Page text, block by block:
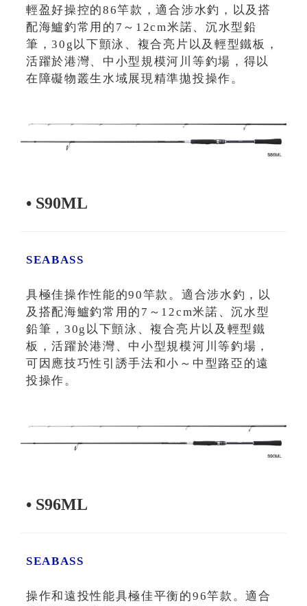
輕盈好操控的86竿款，適合涉水釣，以及搭
配海鱸釣常用的7～12cm米諾、沉水型鉛
筆，30g以下顫泳、複合亮片以及輕型鐵板，
活躍於港灣、中小型規模河川等釣場，得以
在障礙物叢生水域展現精準拋投操作。
• S90ML
SEABASS
具極佳操作性能的90竿款。適合涉水釣，以
及搭配海鱸釣常用的7～12cm米諾、沉水型
鉛筆，30g以下顫泳、複合亮片以及輕型鐵
板，活躍於港灣、中小型規模河川等釣場，
可因應技巧性引誘手法和小～中型路亞的遠
投操作。
• S96ML
SEABASS
操作和遠投性能具極佳平衡的96竿款。適合